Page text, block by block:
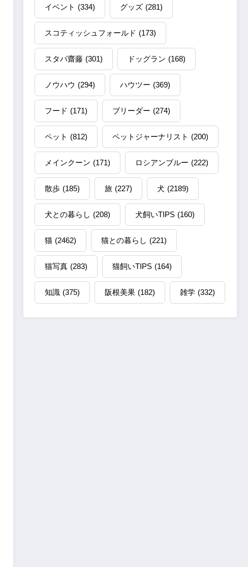
イベント (334) グッズ (281)
スコティッシュフォールド (173)
スタパ齋藤 (301) ドッグラン (168)
ノウハウ (294) ハウツー (369)
フード (171) ブリーダー (274)
ペット (812) ペットジャーナリスト (200)
メインクーン (171) ロシアンブルー (222)
散歩 (185) 旅 (227) 犬 (2189)
犬との暮らし (208) 犬飼いTIPS (160)
猫 (2462) 猫との暮らし (221)
猫写真 (283) 猫飼いTIPS (164)
知識 (375) 阪根美果 (182) 雑学 (332)